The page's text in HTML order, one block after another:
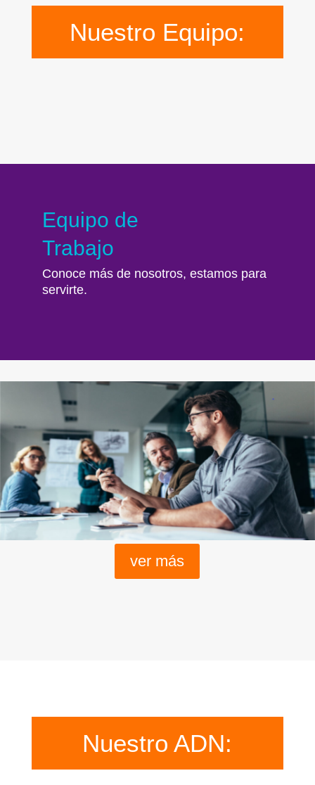
Nuestro Equipo:
Equipo de
Trabajo
Conoce más de nosotros, estamos para
servirte.
ver más
Nuestro ADN: